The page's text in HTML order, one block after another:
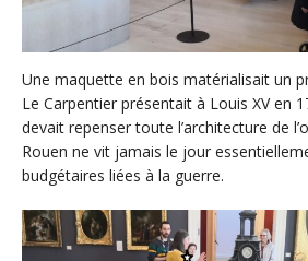
Une maquette en bois matérialisait un
Le Carpentier présentait à Louis XV en
devait repenser toute l’architecture de
Rouen ne vit jamais le jour
budgétaires liées à la guerre.